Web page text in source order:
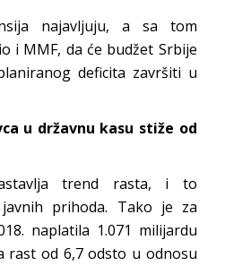
najavljuju, a sa tom
i MMF, da će budžet Srbije
deficita završiti u
u državnu kasu stiže od
trend rasta, i to
prihoda. Tako je za
naplatila 1.071 milijardu
rast od 6,7 odsto u odnosu